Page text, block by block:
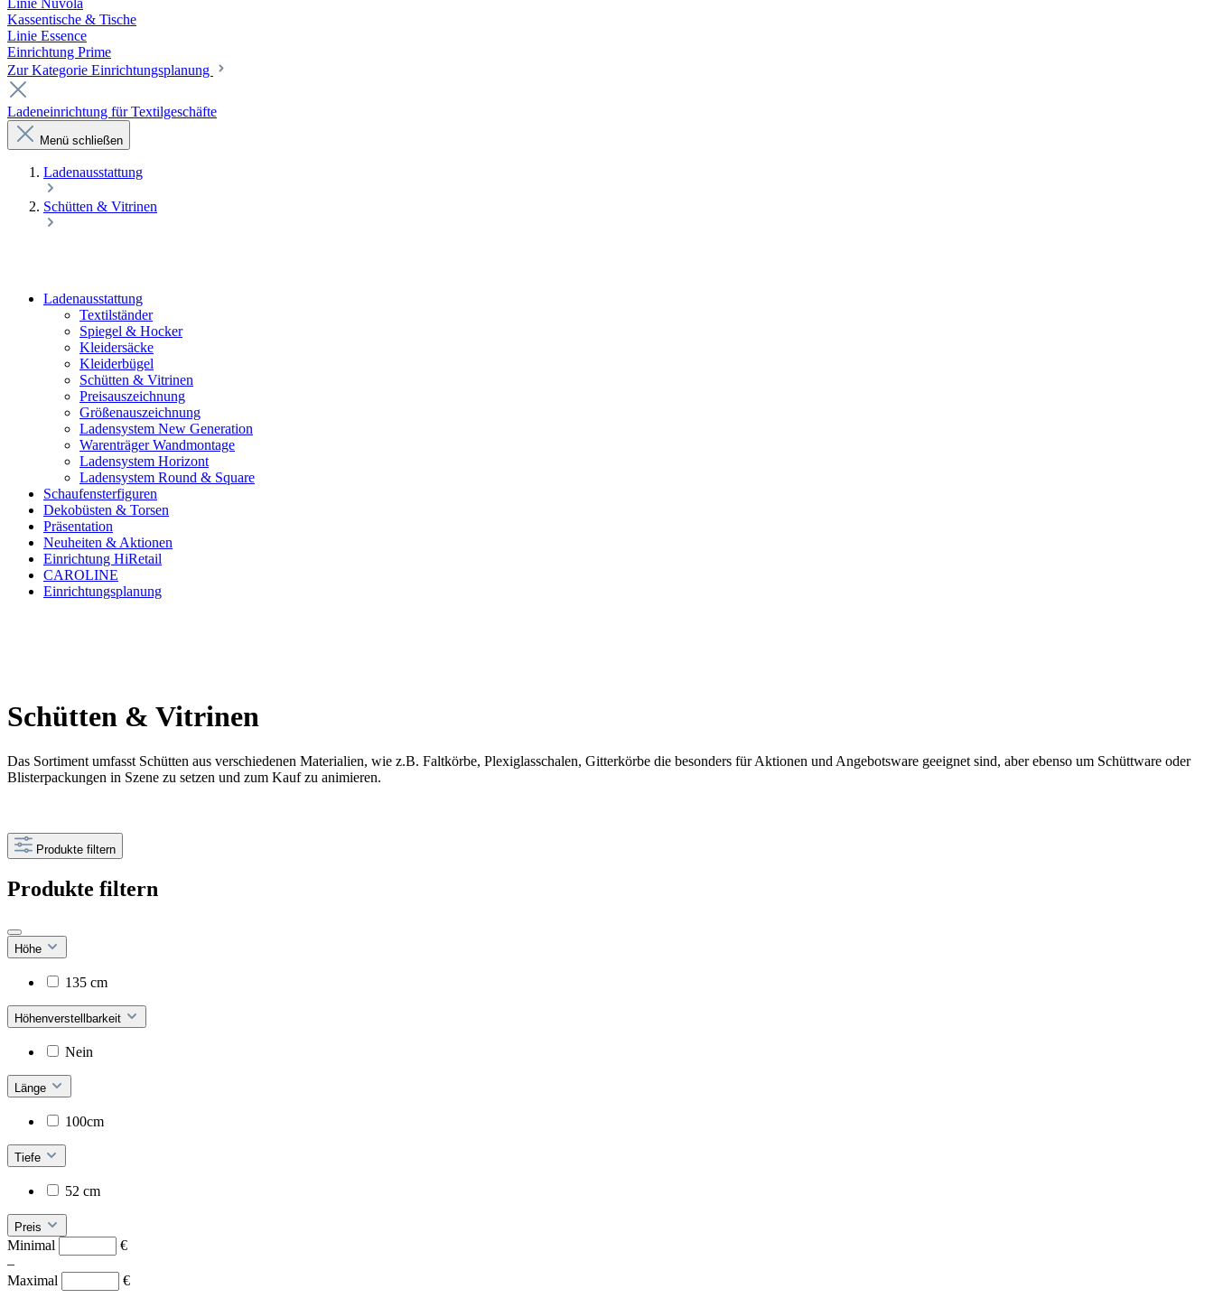
Linie Nuvola
Kassentische & Tische
Linie Essence
Einrichtung Prime
Zur Kategorie Einrichtungsplanung
Ladeneinrichtung für Textilgeschäfte
Menü schließen
Laden­ausstattung
Schütten & Vitrinen
Laden­ausstattung
Textilständer
Spiegel & Hocker
Kleidersäcke
Kleiderbügel
Schütten & Vitrinen
Preisauszeichnung
Größenauszeichnung
Ladensystem New Generation
Warenträger Wandmontage
Ladensystem Horizont
Ladensystem Round & Square
Schaufenster­figuren
Dekobüsten & Torsen
Präsentation
Neuheiten & Aktionen
Einrichtung HiRetail
CAROLINE
Einrichtungsplanung
Schütten & Vitrinen
Das Sortiment umfasst Schütten aus verschiedenen Materialien, wie z.B. Faltkörbe, Plexiglasschalen, Gitterkörbe die besonders für Aktionen und Angebotsware geeignet sind, aber ebenso um Schüttware oder
Blisterpackungen in Szene zu setzen und zum Kauf zu animieren.
Produkte filtern
Produkte filtern
Höhe
135 cm
Höhenverstellbarkeit
Nein
Länge
100cm
Tiefe
52 cm
Preis
Minimal
€
–
Maximal
€